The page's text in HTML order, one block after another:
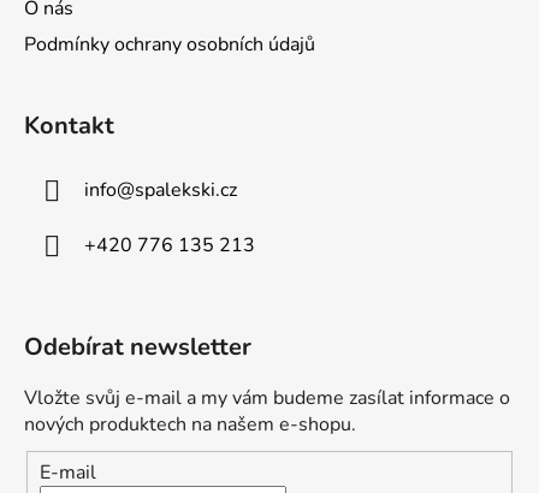
O nás
Podmínky ochrany osobních údajů
Kontakt
info@spalekski.cz
+420 776 135 213
Odebírat newsletter
Vložte svůj e-mail a my vám budeme zasílat informace o
nových produktech na našem e-shopu.
E-mail